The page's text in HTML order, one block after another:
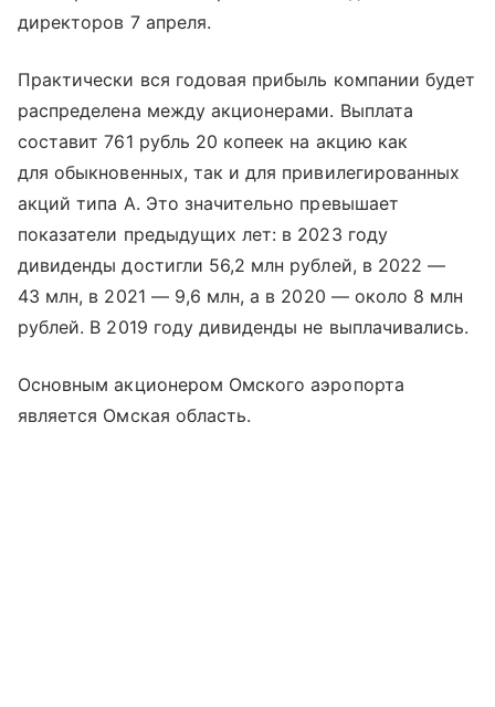
директоров 7 апреля.
Практически вся годовая прибыль компании будет
распределена между акционерами. Выплата
составит 761 рубль 20 копеек на акцию как
для обыкновенных, так и для привилегированных
акций типа А. Это значительно превышает
показатели предыдущих лет: в 2023 году
дивиденды достигли 56,2 млн рублей, в 2022 —
43 млн, в 2021 — 9,6 млн, а в 2020 — около 8 млн
рублей. В 2019 году дивиденды не выплачивались.
Основным акционером Омского аэропорта
является Омская область.